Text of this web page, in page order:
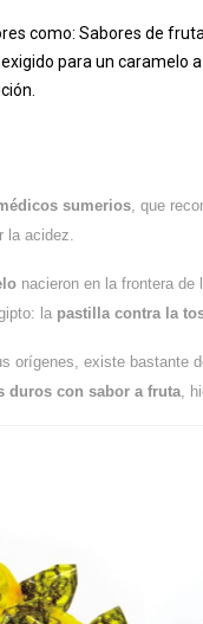
como: Sabores de
para un caramelo
sumerios , que
la acidez.
nacieron en la frontera
la pastilla contra la
orígenes, existe bastante
duros con sabor a fruta ,